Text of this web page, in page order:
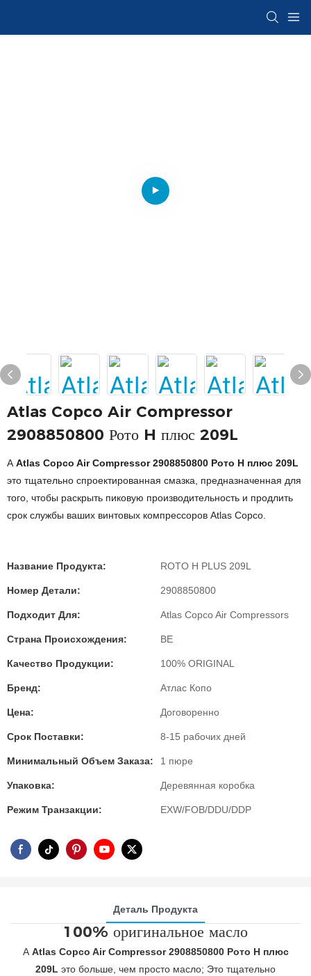
Atlas Copco Air Compressor
2908850800 Рото H плюс 209L
А Atlas Copco Air Compressor 2908850800 Рото H плюс 209L
это тщательно спроектированная смазка, предназначенная для
того, чтобы раскрыть пиковую производительность и продлить
срок службы ваших винтовых компрессоров Atlas Copco.
Название Продукта: ROTO H PLUS 209L
Номер Детали: 2908850800
Подходит Для: Atlas Copco Air Compressors
Страна Происхождения: BE
Качество Продукции: 100% ORIGINAL
Бренд: Атлас Копо
Цена: Договоренно
Срок Поставки: 8-15 рабочих дней
Минимальный Объем Заказа: 1 пюре
Упаковка: Деревянная коробка
Режим Транзакции: EXW/FOB/DDU/DDP
Деталь Продукта
100% оригинальное масло
АAtlas Copco Air Compressor 2908850800 Рото H плюс
209L это больше, чем просто масло; Это тщательно